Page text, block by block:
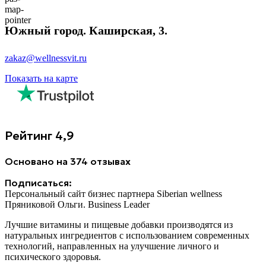
Южный город. Каширская, 3.
zakaz@wellnessvit.ru
Показать на карте
Рейтинг 4,9
Основано на 374 отзывах
Подписаться:
Персональный сайт бизнес партнера Siberian wellness
Пряниковой Ольги. Business Leader
Лучшие витамины и пищевые добавки производятся из
натуральных ингредиентов с использованием современных
технологий, направленных на улучшение личного и
психического здоровья.